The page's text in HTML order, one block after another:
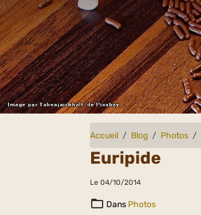
Accueil Blog Photos
Euripide
Le 04/10/2014
Dans Photos